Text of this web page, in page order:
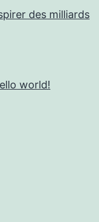
des milliards
world!